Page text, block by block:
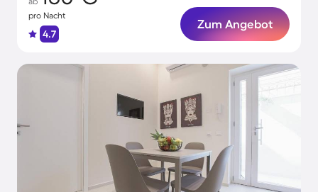
pro Nacht
4.7
Zum Angebot